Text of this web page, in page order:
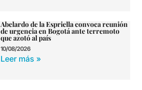
Abelardo de la Espriella convoca reunión
de urgencia en Bogotá ante terremoto
que azotó al país
10/08/2026
Leer más »